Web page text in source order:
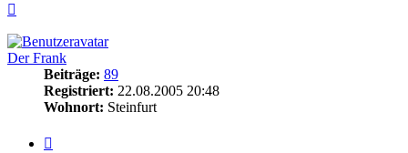
Der Frank
Beiträge: 89
Registriert: 22.08.2005 20:48
Wohnort: Steinfurt